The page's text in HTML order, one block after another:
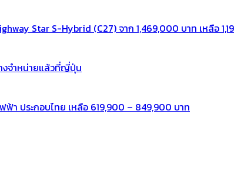
Star S-Hybrid (C27) จาก 1,469,000 บาท เหลือ
งจำหน่ายแล้วที่ญี่ปุ่น
า ประกอบไทย เหลือ 619,900 – 849,900 บาท